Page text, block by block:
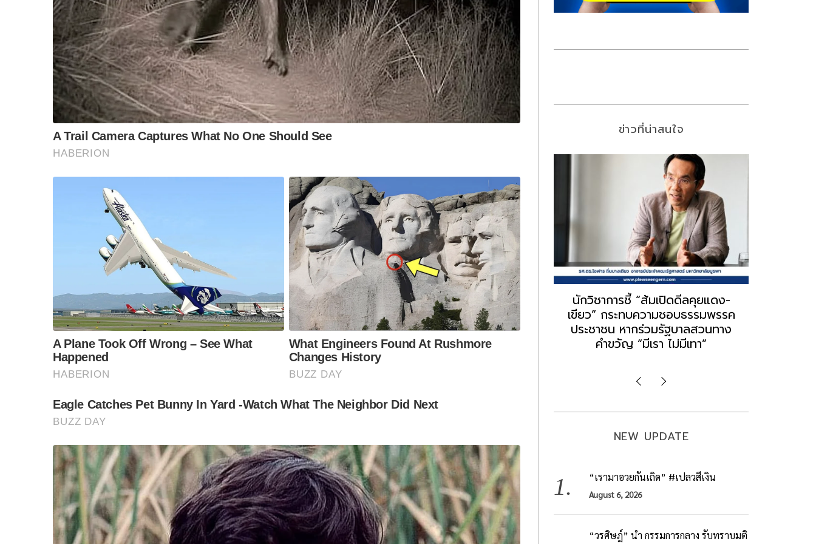
ข่าวที่น่าสนใจ
“วันวิชิต” ชี้ระบบเลือก สว. เปิดช่อง
ล็อบบี้ทุกกลุ่ม ส่วนปมฮั้วต้องมีหลัก
ฐานเส้นเงิน ล็อกโหวต กำหนดผล ชี้
ข้อสันนิษฐาน สร้างกระแส แต่ไร้
Impact ทางกฎหมาย
นักวิชาการชี้ “ส้มเปิดดีลคุยแดง-
เขียว” กระทบความชอบธรรมพรรค
ประชาชน หากร่วมรัฐบาลสวนทาง
คำขวัญ “มีเรา ไม่มีเทา”
“ธนพร” ชี้หากพรรคประชาชนจับมือ
“แดง-เขียว” เท่ากับทำลายตัวเอง
ผิดคำพูด ทลายศรัทธาฐานเสียง
มองข่าวตั้งรัฐบาลใหม่เป็นเพียง
NEW UPDATE
“เรามาอวยกันเถิด” #เปลวสีเงิน
August 6, 2026
“วรศิษฎ์” นำ กรรมการกลาง รับทราบมติ